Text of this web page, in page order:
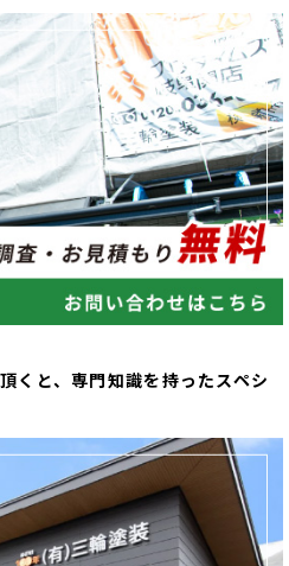
くと、専門知識を持ったスペシ